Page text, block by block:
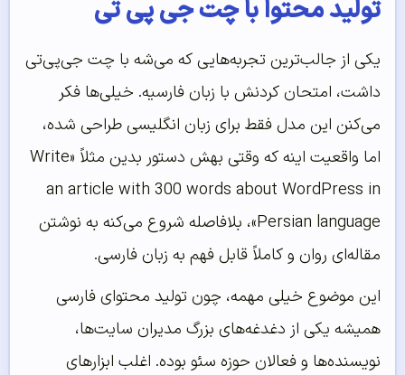
تولید محتوا با چت جی پی تی
یکی از جالب‌ترین تجربه‌هایی که می‌شه با چت جی‌پی‌تی
داشت، امتحان کردنش با زبان فارسیه. خیلی‌ها فکر
می‌کنن این مدل فقط برای زبان انگلیسی طراحی شده،
اما واقعیت اینه که وقتی بهش دستور بدین مثلاً «Write
an article with 300 words about WordPress in
Persian language»، بلافاصله شروع می‌کنه به نوشتن
مقاله‌ای روان و کاملاً قابل فهم به زبان فارسی.
این موضوع خیلی مهمه، چون تولید محتوای فارسی
همیشه یکی از دغدغه‌های بزرگ مدیران سایت‌ها،
نویسنده‌ها و فعالان حوزه سئو بوده. اغلب ابزارهای